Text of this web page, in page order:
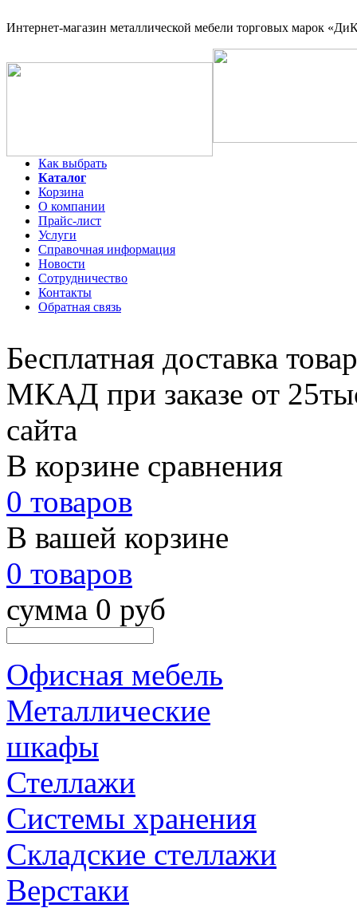
Интернет-магазин металлической мебели торговых марок
Как выбрать
Каталог
Корзина
О компании
Прайс-лист
Услуги
Справочная информация
Новости
Сотрудничество
Контакты
Обратная связь
Бесплатная доставка
МКАД при заказе от
сайта
В корзине сравнения
0 товаров
В вашей корзине
0 товаров
сумма 0 руб
Офисная мебель
Металлические
шкафы
Стеллажи
Системы хранения
Складские стеллажи
Верстаки